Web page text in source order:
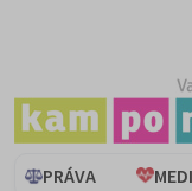
PRÁVA